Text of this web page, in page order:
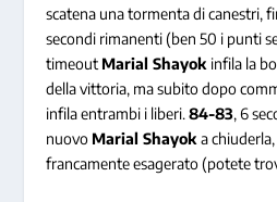
scatena una tormenta di canestri,
secondi rimanenti (ben 50 i punti
timeout Marial Shayok infila la
della vittoria, ma subito dopo
infila entrambi i liberi.84-83, 6
nuovo Marial Shayoka
francamente esagerato (potete